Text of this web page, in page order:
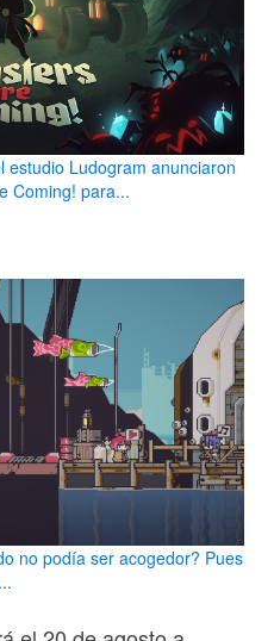
estudio Ludogram anunciaron
Coming! para...
no podía ser acogedor? Pues